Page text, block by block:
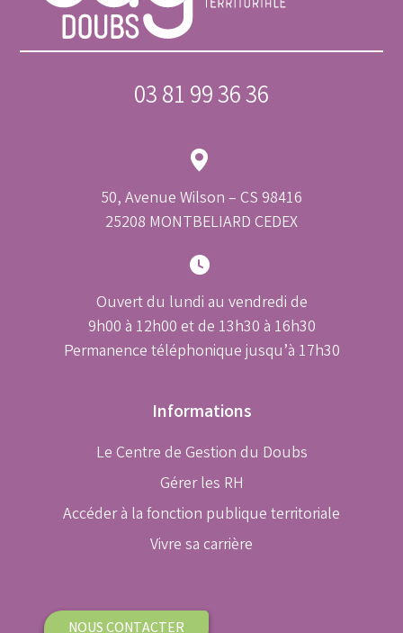
03 81 99 36 36
50, Avenue Wilson – CS 98416
25208 MONTBELIARD CEDEX
Ouvert du lundi au vendredi de
9h00 à 12h00 et de 13h30 à 16h30
Permanence téléphonique jusqu’à 17h30
Informations
Le Centre de Gestion du Doubs
Gérer les RH
Accéder à la fonction publique territoriale
Vivre sa carrière
NOUS CONTACTER